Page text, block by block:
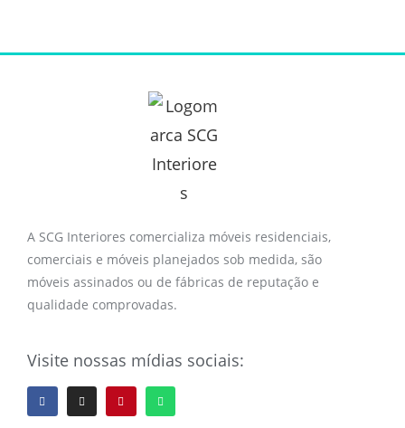
A SCG Interiores comercializa móveis residenciais,
comerciais e móveis planejados sob medida, são
móveis assinados ou de fábricas de reputação e
qualidade comprovadas.
Visite nossas mídias sociais: